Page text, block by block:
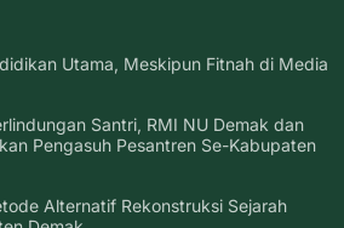
Utama, Meskipun Fitnah di Media
Santri, RMI NU Demak dan
Pengasuh Pesantren Se-Kabupaten
Alternatif Rekonstruksi Sejarah